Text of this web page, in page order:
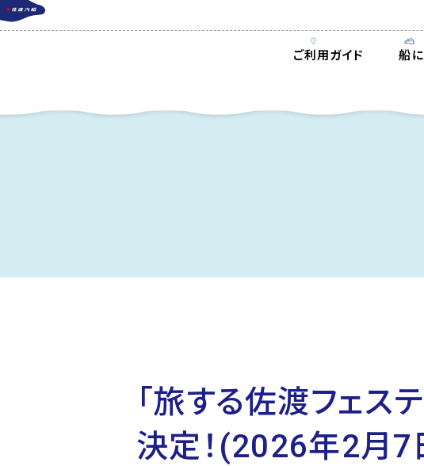
ご利用ガイド 船
「旅する佐渡フェ
決定！(2026年2月7